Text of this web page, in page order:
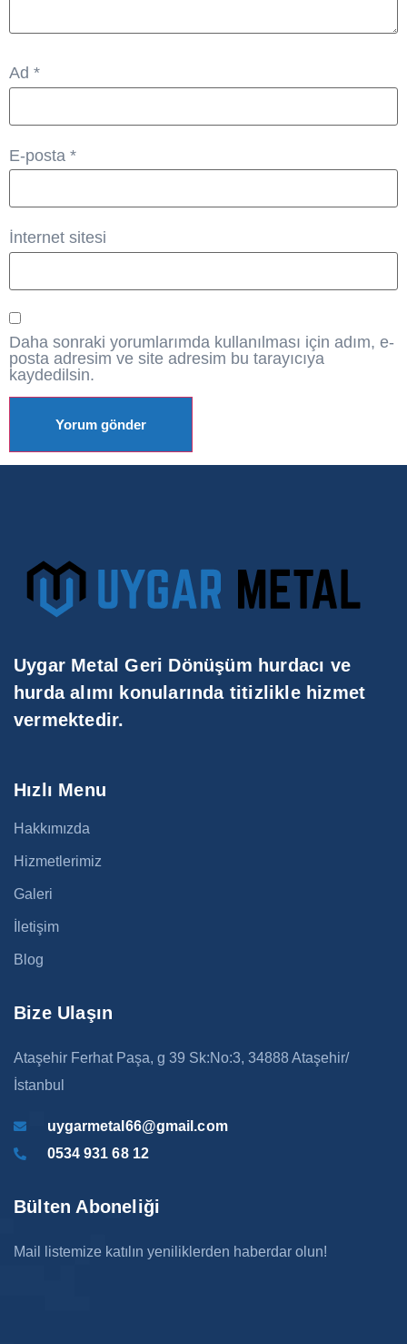
Ad *
E-posta *
İnternet sitesi
Daha sonraki yorumlarımda kullanılması için adım, e-
posta adresim ve site adresim bu tarayıcıya
kaydedilsin.
Uygar Metal Geri Dönüşüm hurdacı ve
hurda alımı konularında titizlikle hizmet
vermektedir.
Hızlı Menu
Hakkımızda
Hizmetlerimiz
Galeri
İletişim
Blog
Bize Ulaşın
Ataşehir Ferhat Paşa, g 39 Sk:No:3, 34888 Ataşehir/
İstanbul
uygarmetal66@gmail.com
0534 931 68 12
Bülten Aboneliği
Mail listemize katılın yeniliklerden haberdar olun!